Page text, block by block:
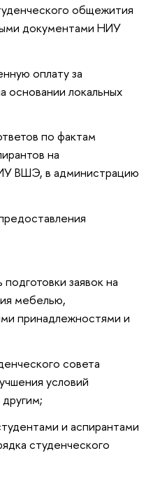
общежития
документами НИУ
оплату за
основании локальных
по фактам
на
ВШЭ, в администрацию
заявок на
мебелью,
принадлежностями и
совета
условий
и аспирантами
студенческого